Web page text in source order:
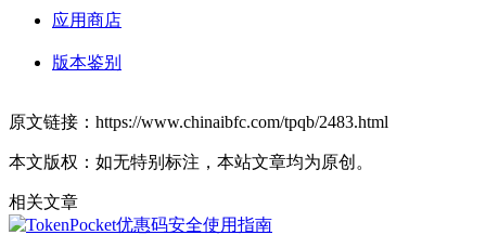
应用商店
版本鉴别
原文链接：https://www.chinaibfc.com/tpqb/2483.html
本文版权：如无特别标注，本站文章均为原创。
相关文章